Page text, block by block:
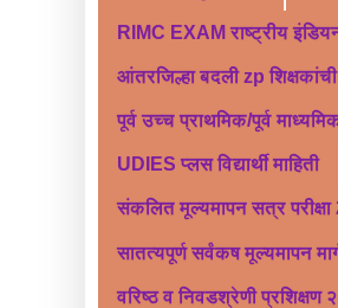
RIMC EXAM राष्ट्रीय
आंतरजिल्हा बदली zp शिक्षकांची
पूर्व उच्च प्राथमिक/पूर्व
UDIES प्लस विद्यार्थी माहिती
संकलित मूल्यमापन सत्र परीक्षा
सातत्यपूर्ण सर्वंकष मूल्यमापन
वरिष्ठ व निवडश्रेणी